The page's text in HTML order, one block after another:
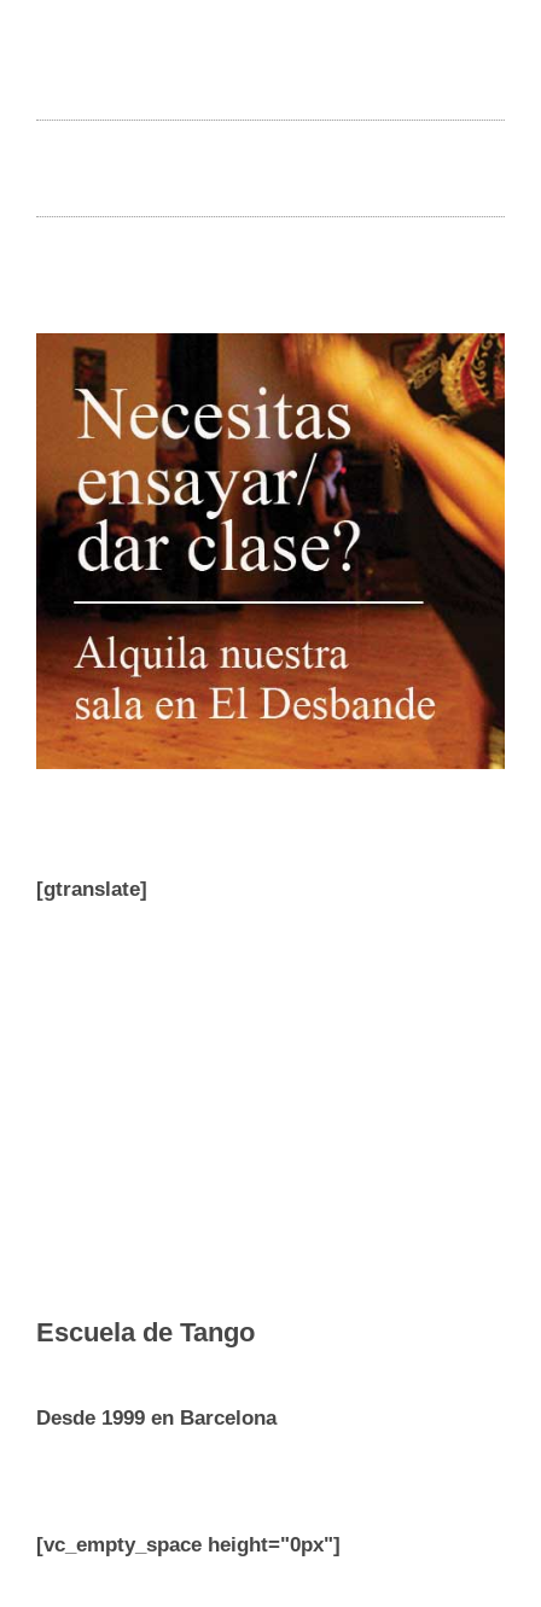
[gtranslate]
Escuela de Tango
Desde 1999 en Barcelona
[vc_empty_space height="0px"]